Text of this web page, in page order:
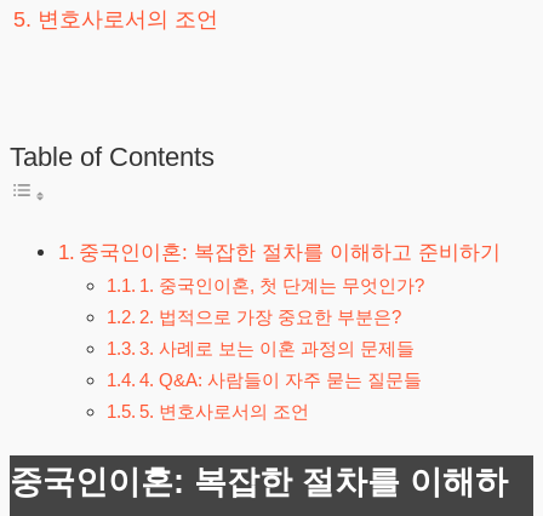
5. 변호사로서의 조언
Table of Contents
중국인이혼: 복잡한 절차를 이해하고 준비하기
1. 중국인이혼, 첫 단계는 무엇인가?
2. 법적으로 가장 중요한 부분은?
3. 사례로 보는 이혼 과정의 문제들
4. Q&A: 사람들이 자주 묻는 질문들
5. 변호사로서의 조언
중국인이혼: 복잡한 절차를 이해하